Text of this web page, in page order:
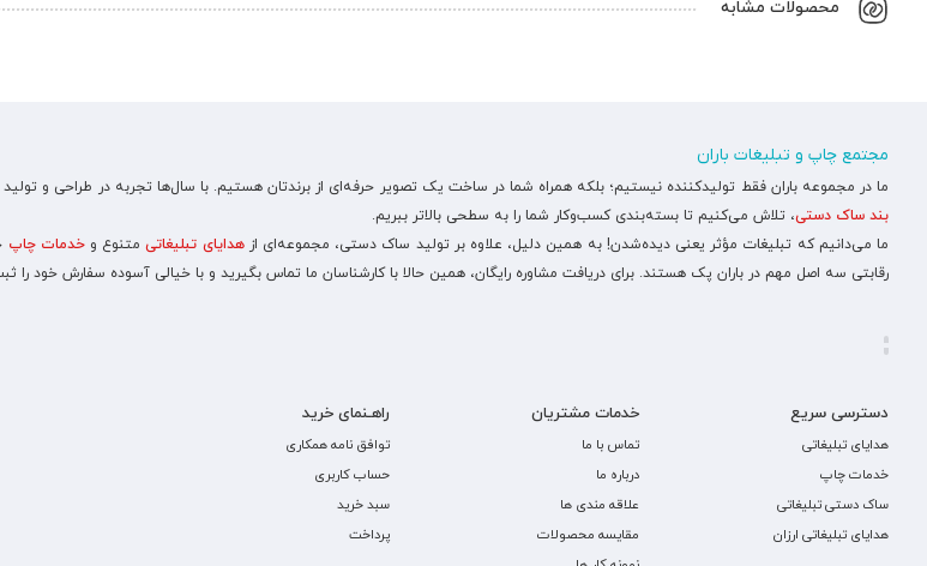
محصولات مشابه
مجتمع چاپ و تبلیغات باران
ما در مجموعه باران فقط تولیدکننده نیستیم؛ بلکه همراه شما در ساخت یک تصویر حرفه‌ای از برندتان هستیم. با سال‌ها تجربه در طراحی و تولید
بند ساک دستی، تلاش می‌کنیم تا بسته‌بندی کسب‌وکار شما را به سطحی بالاتر ببریم.
ما می‌دانیم که تبلیغات مؤثر یعنی دیده‌شدن! به همین دلیل، علاوه بر تولید ساک دستی، مجموعه‌ای ازهدایای تبلیغاتیمتنوع وخدمات چاپ
رقابتی سه اصل مهم در باران پک هستند. برای دریافت مشاوره رایگان، همین حالا با کارشناسان ما تماس بگیرید و با خیالی آسوده سفارش خود را
دسترسی سریع
هدایای تبلیغاتی
خدمات چاپ
ساک دستی تبلیغاتی
هدایای تبلیغاتی ارزان
خدمات مشتریان
تماس با ما
درباره ما
علاقه مندی ها
مقایسه محصولات
راهـنمای خرید
توافق نامه همکاری
حساب کاربری
سبد خرید
پرداخت